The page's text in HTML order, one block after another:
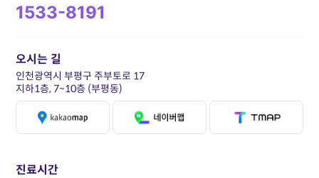
1533-8191
진료시간
오시는 길
인천광역시 부평구 주부토로 17
지하1층, 7~10층 (부평동)